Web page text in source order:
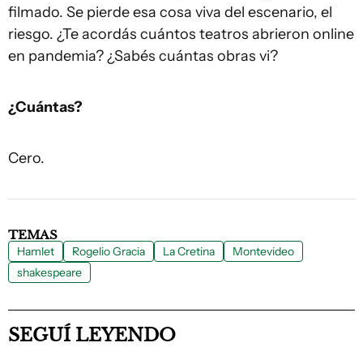
filmado. Se pierde esa cosa viva del escenario, el
riesgo. ¿Te acordás cuántos teatros abrieron online
en pandemia? ¿Sabés cuántas obras vi?
¿Cuántas?
Cero.
TEMAS
Hamlet Rogelio Gracia La Cretina
Montevideo
shakespeare
SEGUÍ LEYENDO